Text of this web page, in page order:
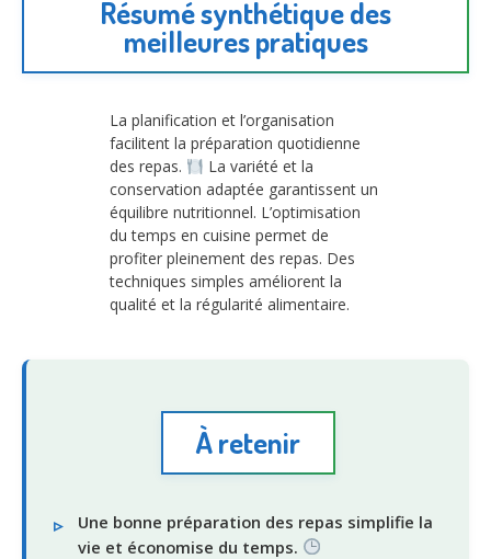
Résumé synthétique des
meilleures pratiques
La planification et l’organisation
facilitent la préparation quotidienne
des repas.
La variété et la
conservation adaptée garantissent un
équilibre nutritionnel. L’optimisation
du temps en cuisine permet de
profiter pleinement des repas. Des
techniques simples améliorent la
qualité et la régularité alimentaire.
À retenir
Une bonne préparation des repas simplifie la
vie et économise du temps.